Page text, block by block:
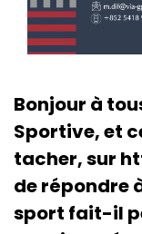
Bonjour à
Sportive, et
tacher, sur
de répondre
sport fait-il